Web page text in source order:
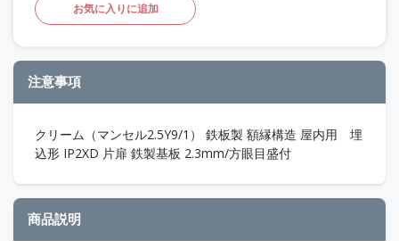
お気に入りに追加
注意事項
クリーム（マンセル2.5Y9/1） 鉄板製 額縁構造 屋内用 埋
込形 IP2XD 片扉 鉄製基板 2.3mm/方眼目盛付
商品説明